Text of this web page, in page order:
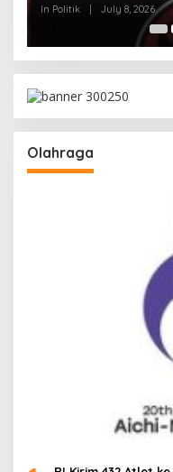
In Politik July 8, 2026
Olahraga